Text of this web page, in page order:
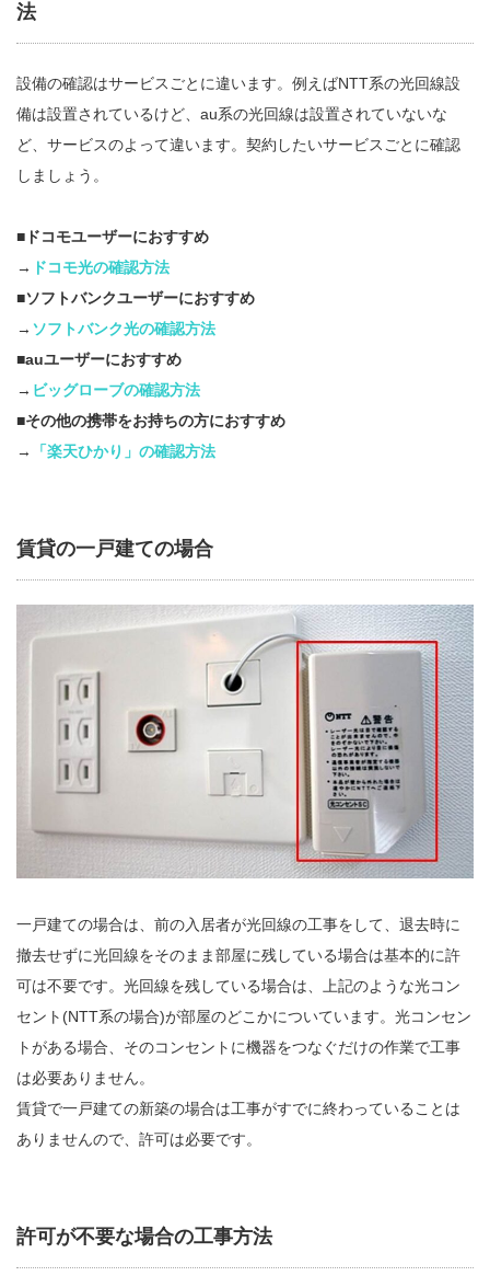
法
設備の確認はサービスごとに違います。例えばNTT系の光回線設
備は設置されているけど、au系の光回線は設置されていないな
ど、サービスのよって違います。契約したいサービスごとに確認
しましょう。
■ドコモユーザーにおすすめ
→ ドコモ光の確認方法
■ソフトバンクユーザーにおすすめ
→ ソフトバンク光の確認方法
■auユーザーにおすすめ
→ ビッグローブの確認方法
■その他の携帯をお持ちの方におすすめ
→
「楽天ひかり」の確認方法
賃貸の一戸建ての場合
一戸建ての場合は、前の入居者が光回線の工事をして、退去時に
撤去せずに光回線をそのまま部屋に残している場合は基本的に許
可は不要です。光回線を残している場合は、上記のような光コン
セント(NTT系の場合)が部屋のどこかについています。光コンセン
トがある場合、そのコンセントに機器をつなぐだけの作業で工事
は必要ありません。
賃貸で一戸建ての新築の場合は工事がすでに終わっていることは
ありませんので、許可は必要です。
許可が不要な場合の工事方法